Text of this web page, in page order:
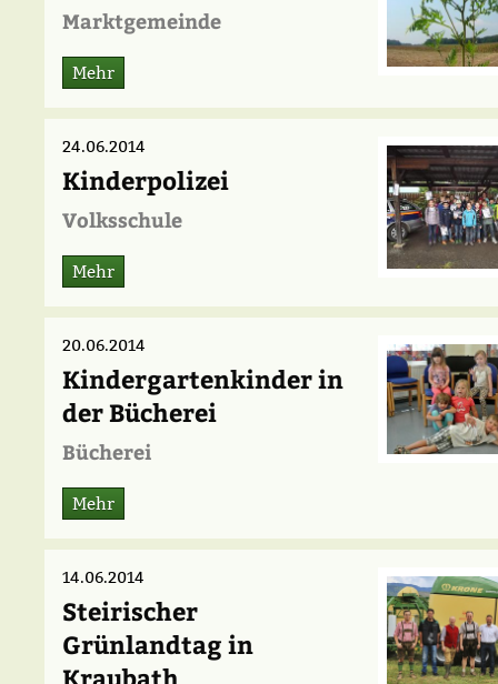
Marktgemeinde
Mehr
24.06.2014
Kinderpolizei
Volksschule
Mehr
20.06.2014
Kindergartenkinder in
der Bücherei
Bücherei
Mehr
14.06.2014
Steirischer
Grünlandtag in